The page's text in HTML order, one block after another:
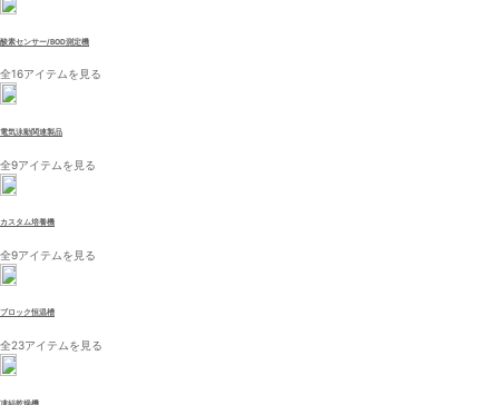
酸素センサー/BOD測定機
全16アイテムを見る
電気泳動関連製品
全9アイテムを見る
カスタム培養機
全9アイテムを見る
ブロック恒温槽
全23アイテムを見る